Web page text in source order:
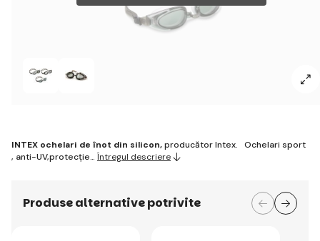
INTEX ochelari de înot din silicon,producător Intex. Ochelari sport
, anti-UV,protecție… Întregul descriere
Produse alternative potrivite